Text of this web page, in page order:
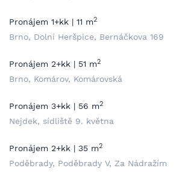
Pronájem 1+kk | 11 m2
Brno, Dolní Heršpice, Bernáčkova 169
Pronájem 2+kk | 51 m2
Brno, Komárov, Komárovská
Pronájem 3+kk | 56 m2
Nejdek, sídliště 9. května
Pronájem 2+kk | 35 m2
Poděbrady, Poděbrady V, Za Nádražím